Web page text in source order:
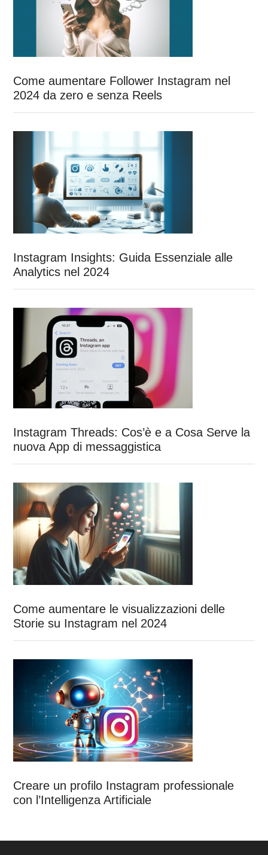
Come aumentare Follower Instagram nel
2024 da zero e senza Reels
Instagram Insights: Guida Essenziale alle
Analytics nel 2024
Instagram Threads: Cos’è e a Cosa Serve la
nuova App di messaggistica
Come aumentare le visualizzazioni delle
Storie su Instagram nel 2024
Creare un profilo Instagram professionale
con l’Intelligenza Artificiale